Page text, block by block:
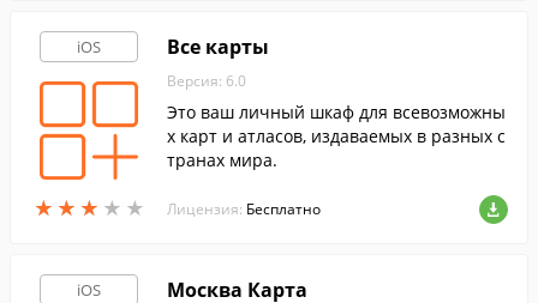
iOS
★ ★ ★ ★ ★
★ ★ ★ ★ ★
Все карты
Версия: 6.0
Это ваш личный шкаф для всевозможны
х карт и атласов, издаваемых в разных с
транах мира.
Лицензия: Бесплатно
iOS Москва Карта